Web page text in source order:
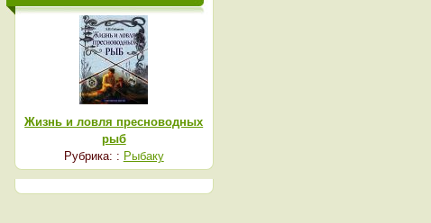
Жизнь и ловля пресноводных
рыб
Рубрика: : Рыбаку